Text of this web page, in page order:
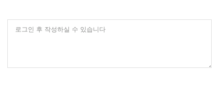
로그인 후 작성하실 수 있습니다